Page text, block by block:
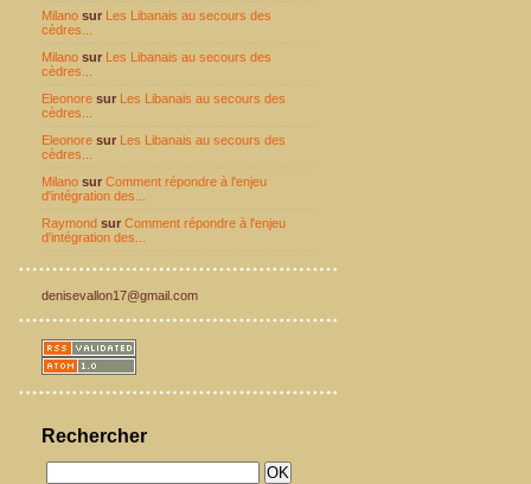
Milano sur Les Libanais au secours des
cèdres...
Milano sur Les Libanais au secours des
cèdres...
Eleonore sur Les Libanais au secours des
cèdres...
Eleonore sur Les Libanais au secours des
cèdres...
Milano sur Comment répondre à l'enjeu
d'intégration des...
Raymond sur Comment répondre à l'enjeu
d'intégration des...
denisevallon17@gmail.com
Rechercher